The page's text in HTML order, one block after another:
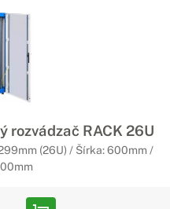
rozvádzač RACK 26U
(26U) / Šírka: 600mm /